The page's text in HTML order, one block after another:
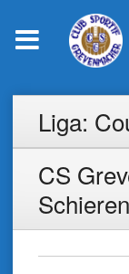
contentLiga:
CS
Schieren